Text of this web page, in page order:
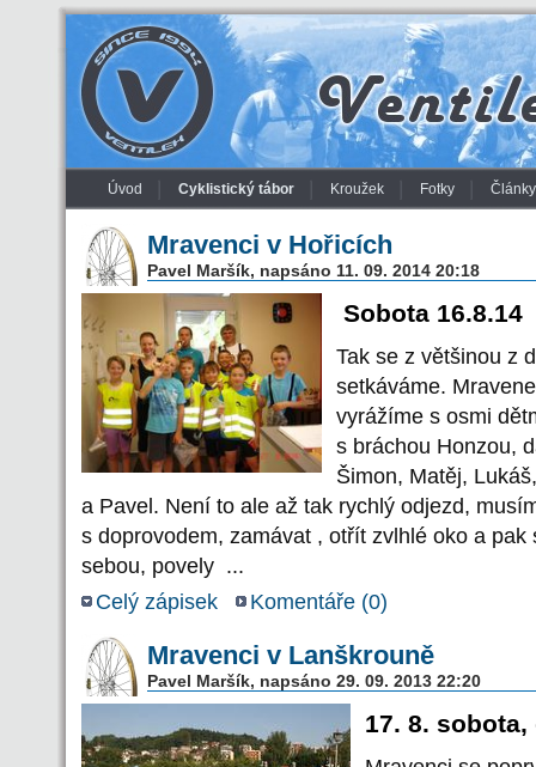
Úvod Cyklistický tábor Kroužek Fotky Články
Mravenci v Hořicích
Pavel Maršík, napsáno 11. 09. 2014 20:18
Sobota 16.8.14
Tak se z většinou z
setkáváme.
vyrážíme s osmi
s bráchou Honzou,
Šimon, Matěj,
a Pavel. Není to ale až tak rychlý odjezd,
s doprovodem, zamávat , otřít zvlhlé oko a
sebou, povely ...
Celý zápisek
Komentáře (0)
Mravenci v Lanškrouně
Pavel Maršík, napsáno 29. 09. 2013 22:20
17. 8.